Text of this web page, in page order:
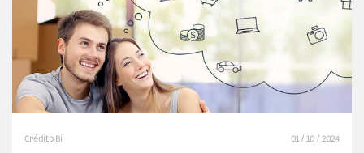
Crédito Bi 01 / 10 / 2024